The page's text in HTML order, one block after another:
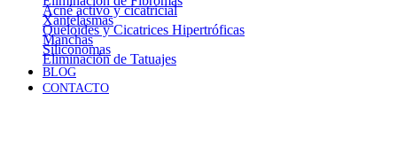
Acné activo y cicatricial
Xantelasmas
Queloides y Cicatrices Hipertróficas
Manchas
Siliconomas
Eliminación de Tatuajes
BLOG
CONTACTO